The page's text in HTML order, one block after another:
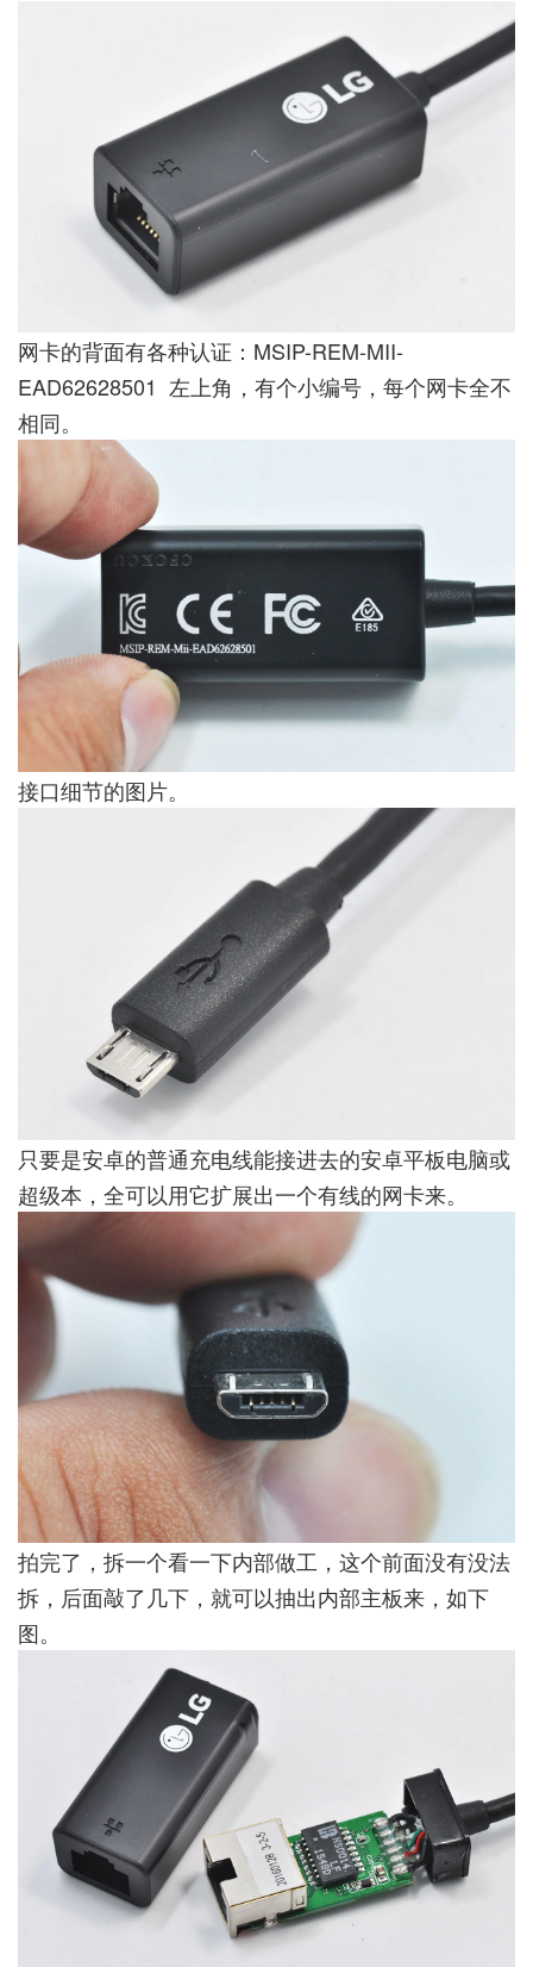
网卡的背面有各种认证：MSIP-REM-MII-
EAD62628501 左上角，有个小编号，每个网卡全不
相同。
接口细节的图片。
只要是安卓的普通充电线能接进去的安卓平板电脑或
超级本，全可以用它扩展出一个有线的网卡来。
拍完了，拆一个看一下内部做工，这个前面没有没法
拆，后面敲了几下，就可以抽出内部主板来，如下
图。